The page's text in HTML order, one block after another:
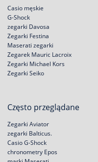
Casio męskie
G-Shock
zegarki Davosa
Zegarki Festina
Maserati zegarki
Zegarek Mauric Lacroix
Zegarki Michael Kors
Zegarki Seiko
Często przeglądane
Zegarki Aviator
zegarki Balticus.
Casio G-Shock
chronometry Epos